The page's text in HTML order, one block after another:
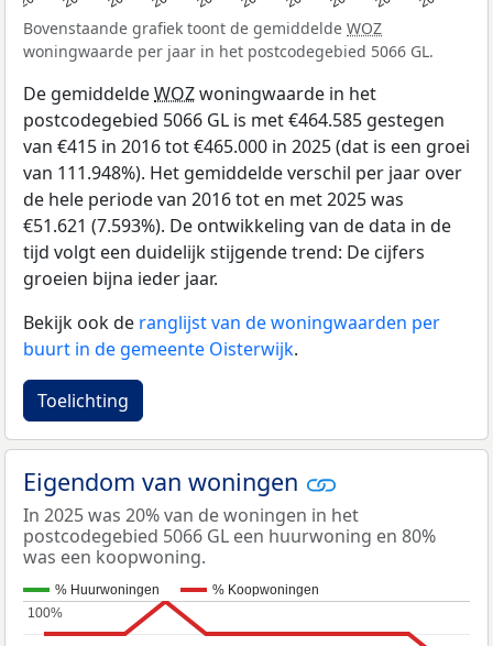
Bovenstaande grafiek toont de gemiddelde WOZ
woningwaarde per jaar in het postcodegebied 5066 GL.
De gemiddeldeWOZwoningwaarde in het
postcodegebied 5066 GL is met €464.585 gestegen
van €415 in 2016 tot €465.000 in 2025 (dat is een groei
van 111.948%). Het gemiddelde verschil per jaar over
de hele periode van 2016 tot en met 2025 was
€51.621 (7.593%). De ontwikkeling van de data in de
tijd volgt een duidelijk stijgende trend: De cijfers
groeien bijna ieder jaar.
Bekijk ook de ranglijst van de woningwaarden per
buurt in de gemeente Oisterwijk.
Toelichting
Eigendom van woningen
In 2025 was 20% van de woningen in het
postcodegebied 5066 GL een huurwoning en 80%
was een koopwoning.
% Huurwoningen
% Koopwoningen
100%
100%